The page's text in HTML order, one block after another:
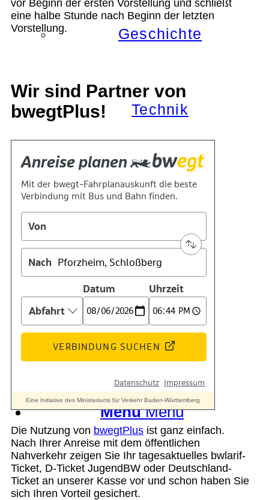
Geschichte
Technik
Standort
Verein
Suche
Menü Menü
vor Beginn der ersten Vorstellung und schließt
eine halbe Stunde nach Beginn der letzten
Vorstellung.
Wir sind Partner von
bwegtPlus!
Die Nutzung von bwegtPlus ist ganz einfach.
Nach Ihrer Anreise mit dem öffentlichen
Nahverkehr zeigen Sie Ihr tagesaktuelles bwlarif-
Ticket, D-Ticket JugendBW oder Deutschland-
Ticket an unserer Kasse vor und schon haben Sie
sich Ihren Vorteil gesichert.